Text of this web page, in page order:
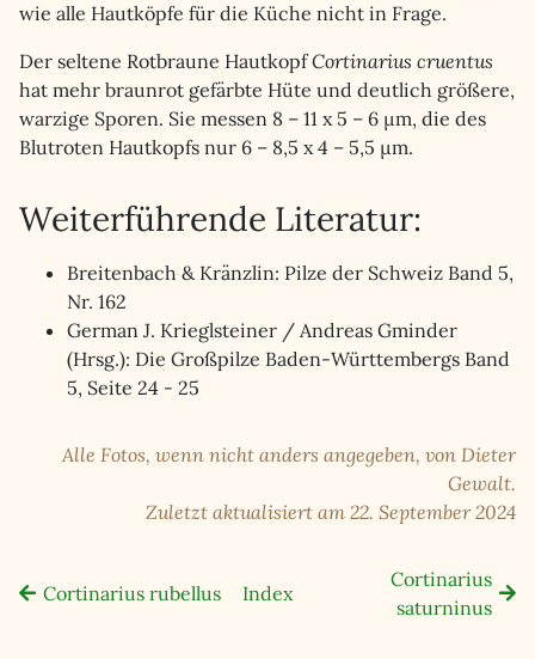
wie alle Hautköpfe für die Küche nicht in Frage.
Der seltene Rotbraune HautkopfCortinarius cruentus
hat mehr braunrot gefärbte Hüte und deutlich größere,
warzige Sporen. Sie messen 8 – 11 x 5 – 6 µm, die des
Blutroten Hautkopfs nur 6 – 8,5 x 4 – 5,5 µm.
Weiterführende Literatur:
Breitenbach & Kränzlin: Pilze der Schweiz Band 5,
Nr. 162
German J. Krieglsteiner / Andreas Gminder
(Hrsg.): Die Großpilze Baden-Württembergs Band
5, Seite 24 - 25
Alle Fotos, wenn nicht anders angegeben, von Dieter
Gewalt.
Zuletzt aktualisiert am 22. September 2024
Cortinarius rubellus Index
Cortinarius
saturninus